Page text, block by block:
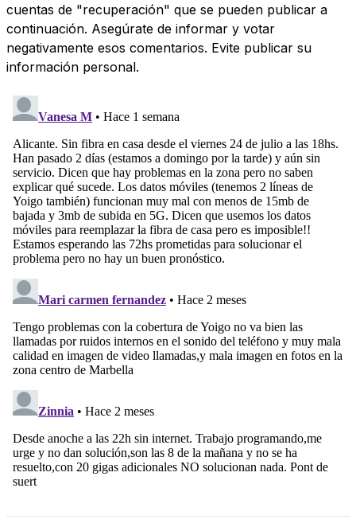
cuentas de "recuperación" que se pueden publicar a
continuación. Asegúrate de informar y votar
negativamente esos comentarios. Evite publicar su
información personal.